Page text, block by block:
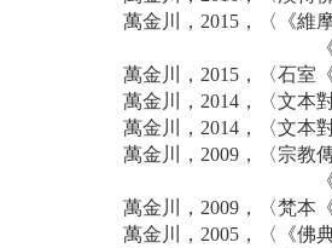
萬金川，2015，〈《維
萬金川，2015，〈石室
萬金川，2014，〈文本
萬金川，2014，〈文本
萬金川，2009，〈宗教
萬金川，2009，〈梵本
萬金川，2005，〈《佛